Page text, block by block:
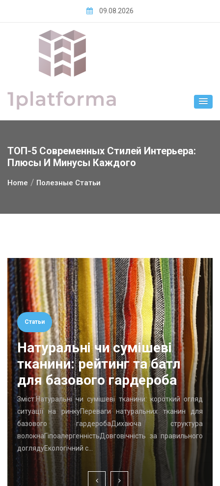
09.08.2026
ТОП-5 Современных Стилей Интерьера:
Плюсы И Минусы Каждого
Home Полезные Статьи
Статьи
Натуральні чи сумішеві
тканини: рейтинг та батл
для базового гардероба
Зміст:Натуральні чи сумішеві тканини: короткий огляд
ситуації на ринкуПереваги натуральних тканин для
базового гардеробаДихаюча структура
волокнаГіпоалергенністьДовговічність за правильного
доглядуЕкологічний с…